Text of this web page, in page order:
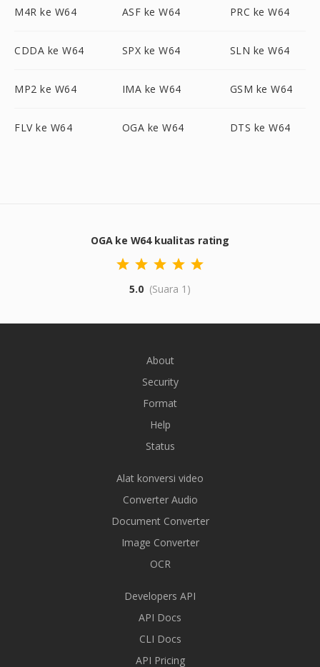
M4R ke W64 ASF ke W64 PRC ke W64
CDDA ke W64 SPX ke W64 SLN ke W64
MP2 ke W64 IMA ke W64 GSM ke W64
FLV ke W64 OGA ke W64 DTS ke W64
OGA ke W64 kualitas rating
5.0 (Suara 1)
About
Security
Format
Help
Status
Alat konversi video
Converter Audio
Document Converter
Image Converter
OCR
Developers API
API Docs
CLI Docs
API Pricing